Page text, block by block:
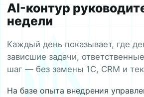
AI-контур
недели
Каждый день показывает, где
зависшие задачи,
шаг — без замены 1С, CRM и
На базе опыта внедрения